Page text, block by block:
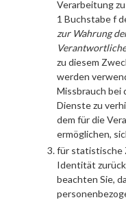
Verarbeitung
1 Buchstabe f
zur Wahrung
zu diesem
werden
Missbrauch bei
Dienste zu
dem für die
ermöglichen,
für statistische
Identität
beachten Sie,